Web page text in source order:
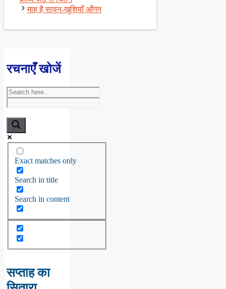
माह है सावन-खुशियाँ आँगन
रचनाएँ खोजें
Exact matches only
Search in title
Search in content
सप्ताह का